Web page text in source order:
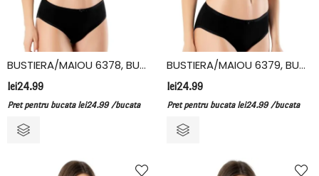
BUSTIERA/MAIOU 6378, BUMBAC/ELASTAN, KOTA
lei24.99
Pret pentru bucata lei24.99 /bucata
BUSTIERA/MAIOU 6379, BUMBAC/ELASTAN, KOTA
lei24.99
Pret pentru bucata lei24.99 /bucata